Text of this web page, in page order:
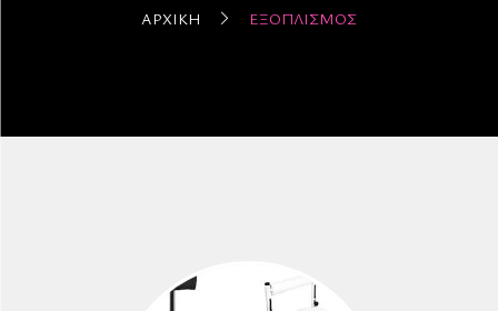
ΑΡΧΙΚΉ ΕΞΟΠΛΙΣΜΌΣ